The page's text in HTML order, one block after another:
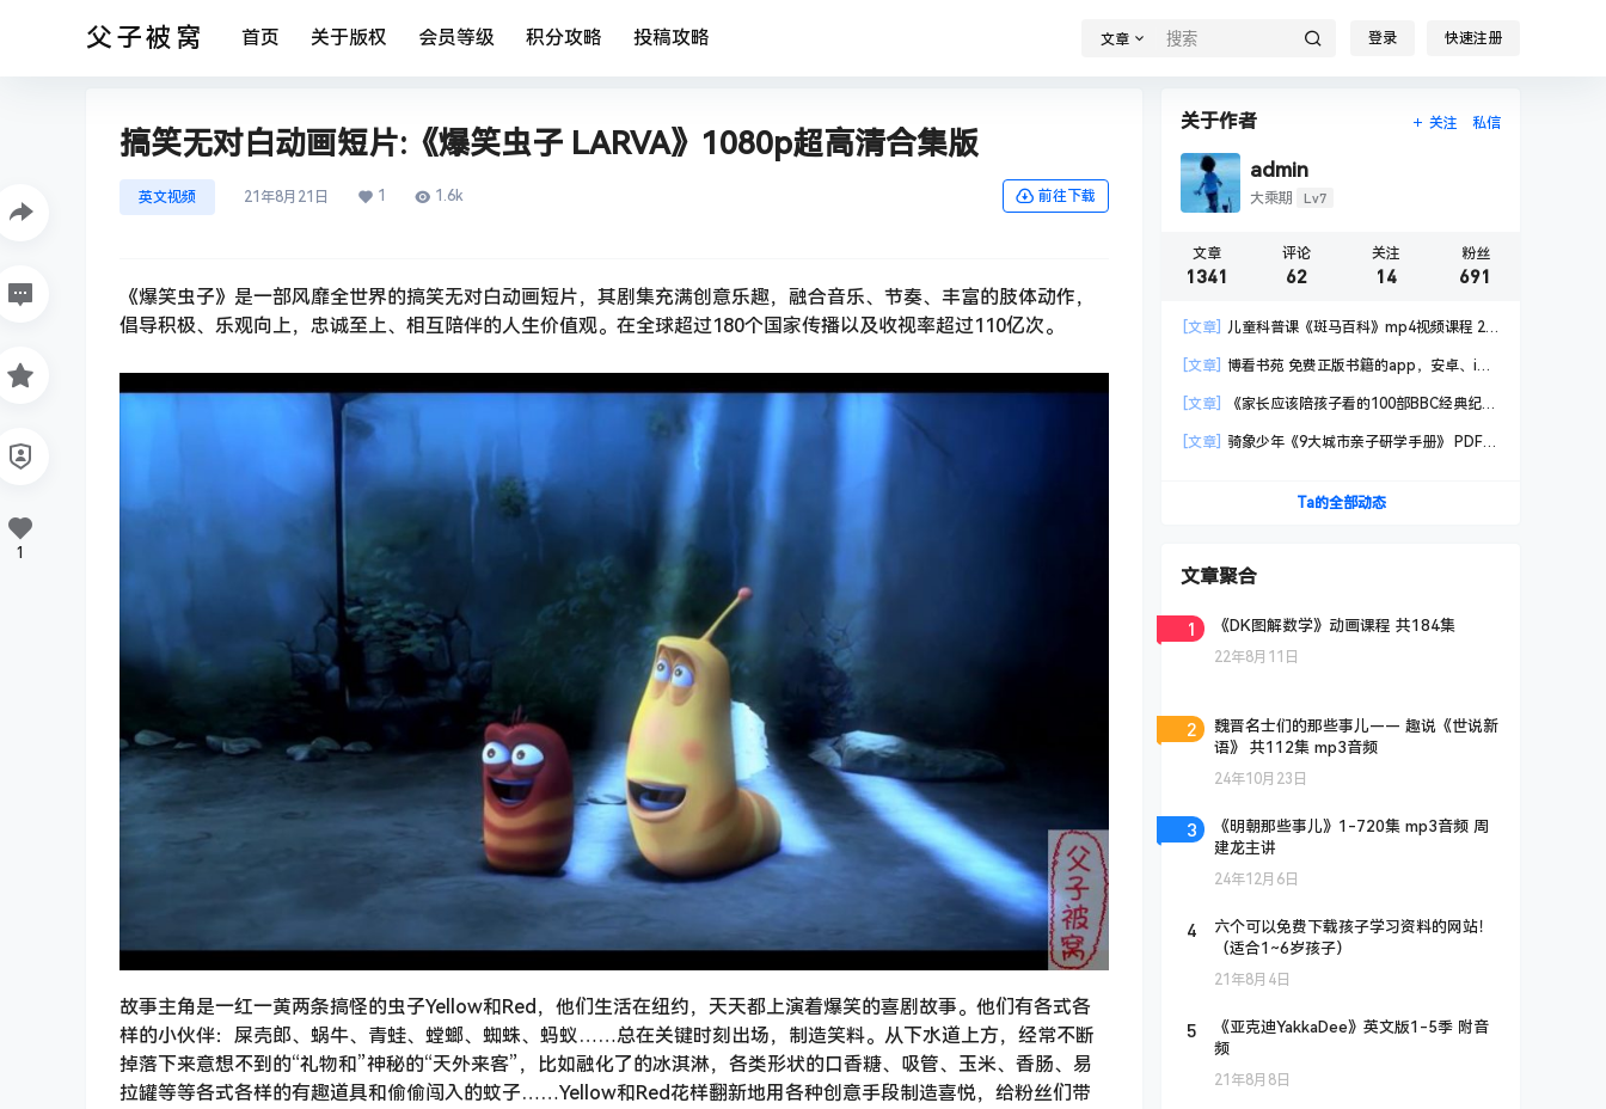
父子被窝 首页 关于版权 会员等级 积分攻略 投稿攻略 文章 登录 快速注册
搞笑无对白动画短片:《爆笑虫子 LARVA》1080p超高清合集版
英文视频 21年8月21日 1 1.6k 前往下载
《爆笑虫子》是一部风靡全世界的搞笑无对白动画短片，其剧集充满创意乐趣，融合音乐、节奏、丰富的肢体动作，
倡导积极、乐观向上，忠诚至上、相互陪伴的人生价值观。在全球超过180个国家传播以及收视率超过110亿次。
故事主角是一红一黄两条搞怪的虫子Yellow和Red，他们生活在纽约，天天都上演着爆笑的喜剧故事。他们有各式各
样的小伙伴：屎壳郎、蜗牛、青蛙、螳螂、蜘蛛、蚂蚁……总在关键时刻出场，制造笑料。从下水道上方，经常不断
掉落下来意想不到的“礼物和”神秘的“天外来客”，比如融化了的冰淇淋，各类形状的口香糖、吸管、玉米、香肠、易
拉罐等等各式各样的有趣道具和偷偷闯入的蚊子……Yellow和Red花样翻新地用各种创意手段制造喜悦，给粉丝们带
1
关于作者 关注 私信
admin
大乘期 Lv7
文章
1341
评论
62
关注
14
粉丝
691
[文章]
儿童科普课《斑马百科》mp4视频课程 20
[文章]
博看书苑 免费正版书籍的app，安卓、iOS
[文章]
《家长应该陪孩子看的100部BBC经典纪录
[文章]
骑象少年《9大城市亲子研学手册》 PDF格
Ta的全部动态
文章聚合
1 《DK图解数学》动画课程 共184集
22年8月11日
2
魏晋名士们的那些事儿—— 趣说《世说新
语》 共112集 mp3音频
24年10月23日
3
《明朝那些事儿》1-720集 mp3音频 周
建龙主讲
24年12月6日
4
六个可以免费下载孩子学习资料的网站！
（适合1~6岁孩子）
21年8月4日
5
《亚克迪YakkaDee》英文版1-5季 附音
频
21年8月8日